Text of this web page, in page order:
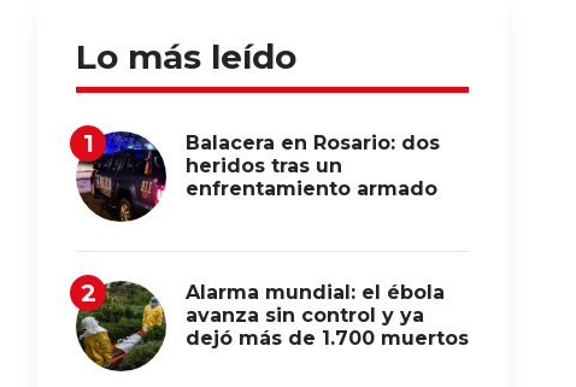
Lo más leído
Balacera en Rosario: dos
heridos tras un
enfrentamiento armado
Alarma mundial: el ébola
avanza sin control y ya
dejó más de 1.700 muertos